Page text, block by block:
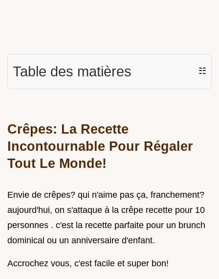
Table des matières ☷
Crêpes: La Recette
Incontournable Pour Régaler
Tout Le Monde!
Envie de crêpes? qui n'aime pas ça, franchement?
aujourd'hui, on s'attaque à la crêpe recette pour 10
personnes . c'est la recette parfaite pour un brunch
dominical ou un anniversaire d'enfant.
Accrochez vous, c'est facile et super bon!